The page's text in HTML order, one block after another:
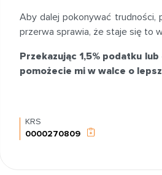
Aby dalej pokonywać trudności,
przerwa sprawia, że staje się to
Przekazując 1,5% podatku
pomożecie mi w walce o
KRS
0000270809